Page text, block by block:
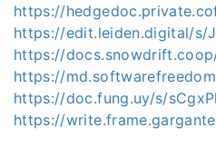
https://
https://edit.leiden.digital/s/
https://
https://
https://doc.fung.uy/s/
https://